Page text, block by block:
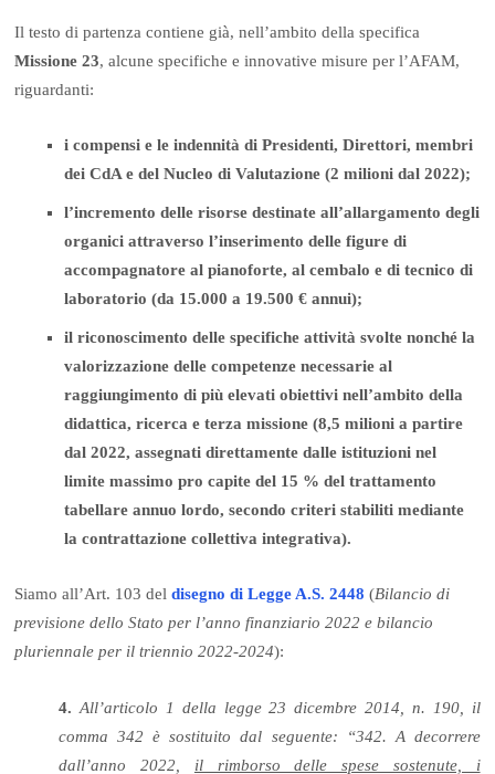
Il testo di partenza contiene già, nell’ambito della specifica
Missione 23, alcune specifiche e innovative misure per l’AFAM,
riguardanti:
i compensi e le indennità di Presidenti, Direttori, membri
dei CdA e del Nucleo di Valutazione (2 milioni dal 2022);
l’incremento delle risorse destinate all’allargamento degli
organici attraverso l’inserimento delle figure di
accompagnatore al pianoforte, al cembalo e di tecnico di
laboratorio (da 15.000 a 19.500 € annui);
il riconoscimento delle specifiche attività svolte nonché la
valorizzazione delle competenze necessarie al
raggiungimento di più elevati obiettivi nell’ambito della
didattica, ricerca e terza missione (8,5 milioni a partire
dal 2022, assegnati direttamente dalle istituzioni nel
limite massimo pro capite del 15 % del trattamento
tabellare annuo lordo, secondo criteri stabiliti mediante
la contrattazione collettiva integrativa).
Siamo all’Art. 103 deldisegno di Legge A.S. 2448(Bilancio di
previsione dello Stato per l’anno finanziario 2022 e bilancio
pluriennale per il triennio 2022-2024):
4. All’articolo 1 della legge 23 dicembre 2014, n. 190, il
comma 342 è sostituito dal seguente: “342. A decorrere
dall’anno 2022, il rimborso delle spese sostenute, i